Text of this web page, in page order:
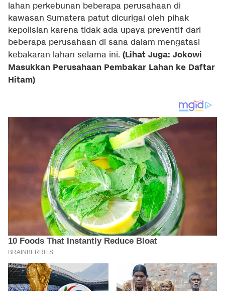
lahan perkebunan beberapa perusahaan di
kawasan Sumatera patut dicurigai oleh pihak
kepolisian karena tidak ada upaya preventif dari
beberapa perusahaan di sana dalam mengatasi
kebakaran lahan selama ini. (Lihat Juga: Jokowi
Masukkan Perusahaan Pembakar Lahan ke Daftar
Hitam)